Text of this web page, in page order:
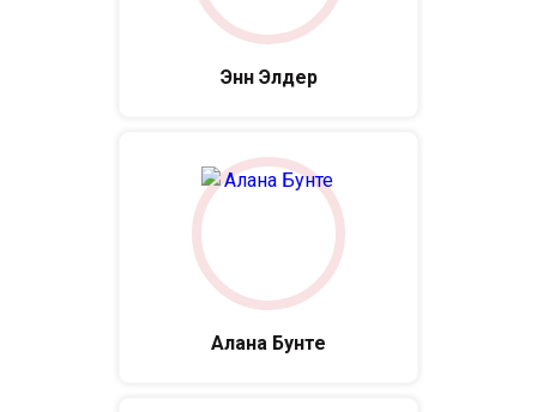
Энн Элдер
Алана Бунте